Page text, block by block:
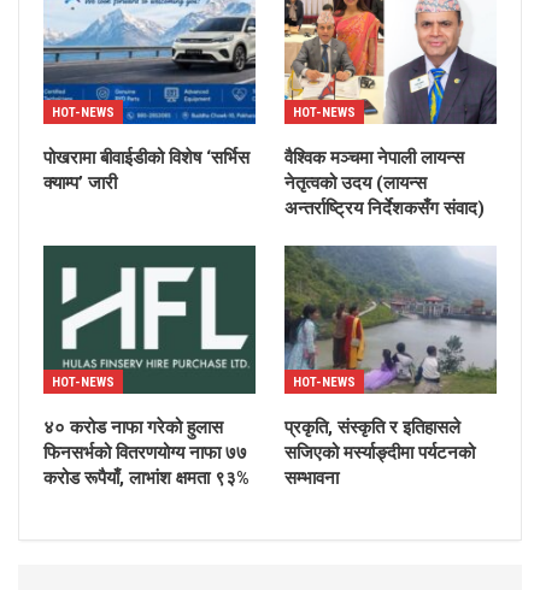
HOT-NEWS
पोखरामा बीवाईडीको विशेष ‘सर्भिस
क्याम्प’ जारी
HOT-NEWS
वैश्विक मञ्चमा नेपाली लायन्स
नेतृत्वको उदय (लायन्स
अन्तर्राष्ट्रिय निर्देशकसँग संवाद)
HOT-NEWS
४० करोड नाफा गरेको हुलास
फिनसर्भको वितरणयोग्य नाफा ७७
करोड रूपैयाँ, लाभांश क्षमता ९३%
HOT-NEWS
प्रकृति, संस्कृति र इतिहासले
सजिएको मर्स्याङ्दीमा पर्यटनको
सम्भावना